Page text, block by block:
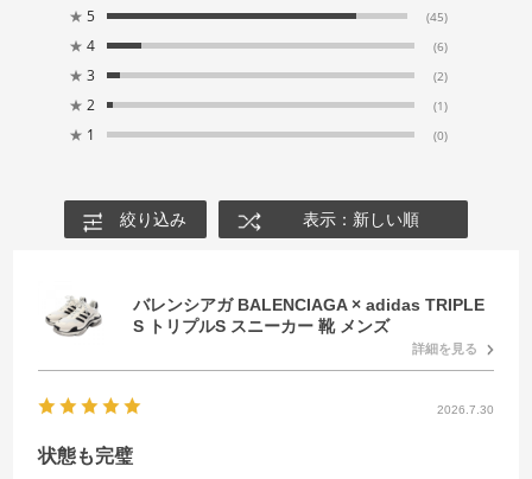
★ 5 (45)
★ 4 (6)
★ 3 (2)
★ 2 (1)
★ 1 (0)
絞り込み 表示：新しい順
バレンシアガ BALENCIAGA × adidas TRIPLE
S トリプルS スニーカー 靴 メンズ
詳細を見る
2026.7.30
状態も完璧